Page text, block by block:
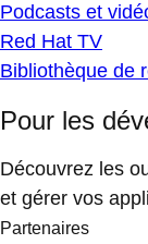
Podcasts et
Red Hat TV
Bibliothèque de
Pour les
Découvrez les
et gérer vos
Partenaires